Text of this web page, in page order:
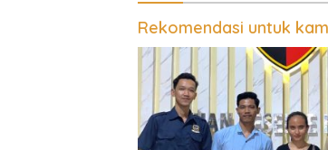
Rekomendasi untuk